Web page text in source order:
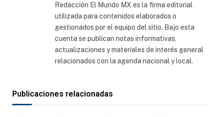
Redacción El Mundo MX es la firma editorial
utilizada para contenidos elaborados o
gestionados por el equipo del sitio. Bajo esta
cuenta se publican notas informativas,
actualizaciones y materiales de interés general
relacionados con la agenda nacional y local.
Publicaciones relacionadas